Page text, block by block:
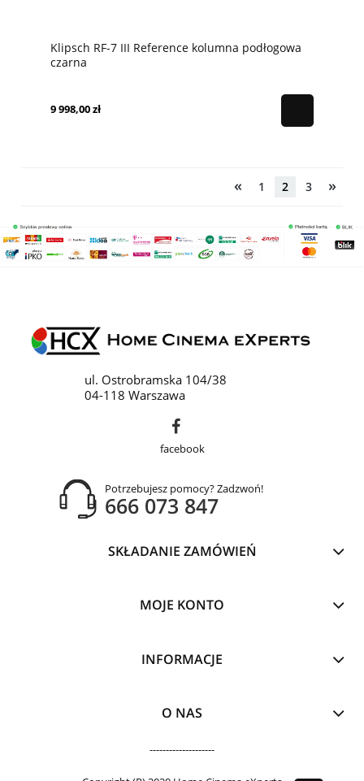
Klipsch RF-7 III Reference kolumna podłogowa
czarna
9 998,00 zł
« 1 2 3 »
ul. Ostrobramska 104/38
04-118 Warszawa
facebook
Potrzebujesz pomocy? Zadzwoń!
666 073 847
SKŁADANIE ZAMÓWIEŃ
MOJE KONTO
INFORMACJE
O NAS
--------------------